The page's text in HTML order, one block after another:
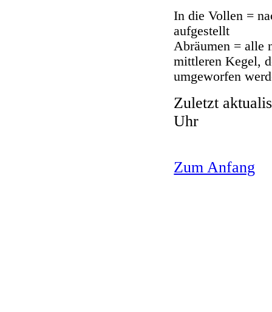
In die Vollen =
aufgestellt
Abräumen = alle
mittleren Kegel,
umgeworfen
Zuletzt
Uhr
Zum Anfang